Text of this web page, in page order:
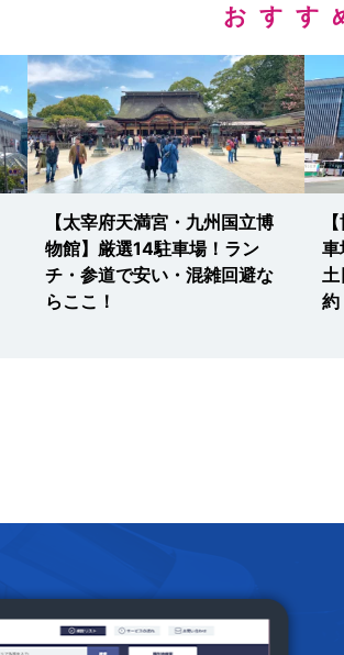
おすす
【太宰府天満宮・九州国立博
物館】厳選14駐車場！ラン
チ・参道で安い・混雑回避な
らここ！
車
約